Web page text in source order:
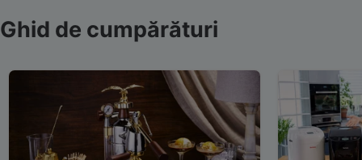
Ghid de cumpărături